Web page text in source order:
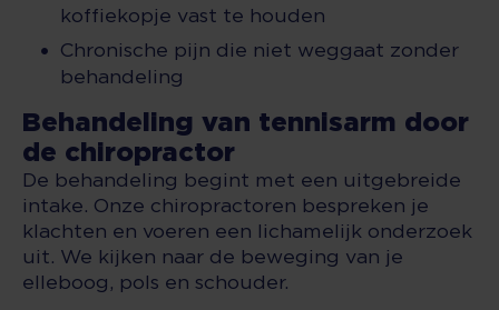
koffiekopje vast te houden
Chronische pijn die niet weggaat zonder
behandeling
Behandeling van tennisarm door
de chiropractor
De behandeling begint met een uitgebreide
intake. Onze chiropractoren bespreken je
klachten en voeren een lichamelijk onderzoek
uit. We kijken naar de beweging van je
elleboog, pols en schouder.